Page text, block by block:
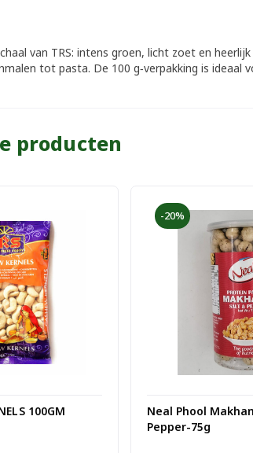
van TRS: intens groen, licht zoet en
tot pasta. De 100 g‑verpakking is
producten
100GM
-20%
Neal Phool
Pepper-75g